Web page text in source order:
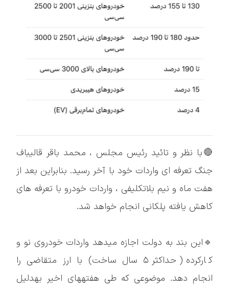
🔴با نظر و تائید رئیس مجلس ، محمد باقر قالیباف
جنگ تعرفه ای واردات خود با آخر رسید. بنابراین بعد از
هفت ماه و نیم بلاتکلیفی ، واردات خودرو با تعرفه های
کاهش یافته پلکانی انجام خواهد شد.
🔹این بند به دولت اجازه میدهد واردات خودروی نو و
کارکرده (حداکثر ۵ سال ساخت) با ارز متقاضی را
انجام دهد. موضوعی که طی هفتههای اخیر بهدلیل